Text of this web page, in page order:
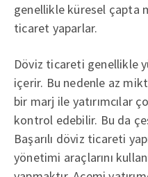
genellikle küresel çapta
ticaret yaparlar.
Döviz ticareti genellikle
içerir. Bu nedenle az
bir marj ile yatırımcılar
kontrol edebilir. Bu da
Başarılı döviz ticareti
yönetimi araçlarını